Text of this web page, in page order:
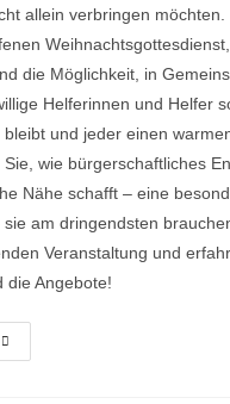
allein verbringen möchten.
die Möglichkeit, in
Helferinnen und Helfer
bleibt und jeder einen
wie bürgerschaftliches
Nähe schafft – eine
am dringendsten
Veranstaltung und
die Angebote!